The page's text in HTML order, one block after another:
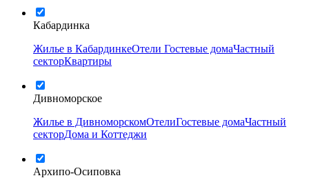
Кабардинка
Жилье в КабардинкеОтели Гостевые домаЧастный
секторКвартиры
Дивноморское
Жилье в ДивноморскомОтелиГостевые домаЧастный
секторДома и Коттеджи
Архипо-Осиповка